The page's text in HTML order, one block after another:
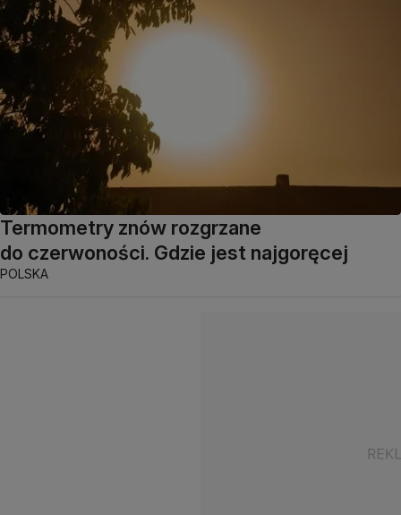
Termometry znów rozgrzane
do czerwoności. Gdzie jest najgoręcej
POLSKA